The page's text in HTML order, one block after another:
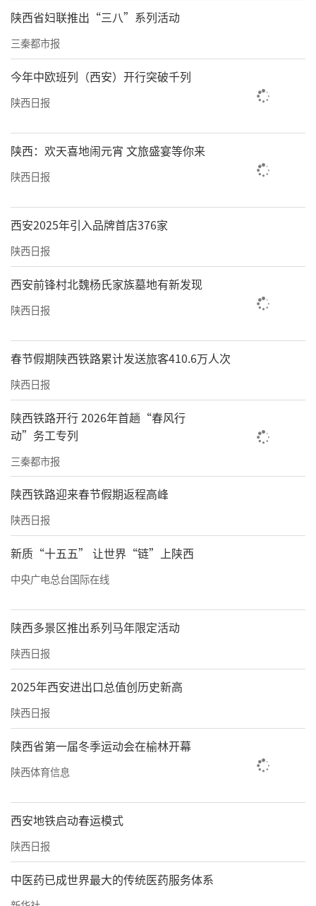
陕西省妇联推出“三八”系列活动
三秦都市报
今年中欧班列（西安）开行突破千列
陕西日报
陕西：欢天喜地闹元宵 文旅盛宴等你来
陕西日报
西安2025年引入品牌首店376家
陕西日报
西安前锋村北魏杨氏家族墓地有新发现
陕西日报
春节假期陕西铁路累计发送旅客410.6万人次
陕西日报
陕西铁路开行 2026年首趟“春风行
动”务工专列
三秦都市报
陕西铁路迎来春节假期返程高峰
陕西日报
新质“十五五” 让世界“链”上陕西
中央广电总台国际在线
陕西多景区推出系列马年限定活动
陕西日报
2025年西安进出口总值创历史新高
陕西日报
陕西省第一届冬季运动会在榆林开幕
陕西体育信息
西安地铁启动春运模式
陕西日报
中医药已成世界最大的传统医药服务体系